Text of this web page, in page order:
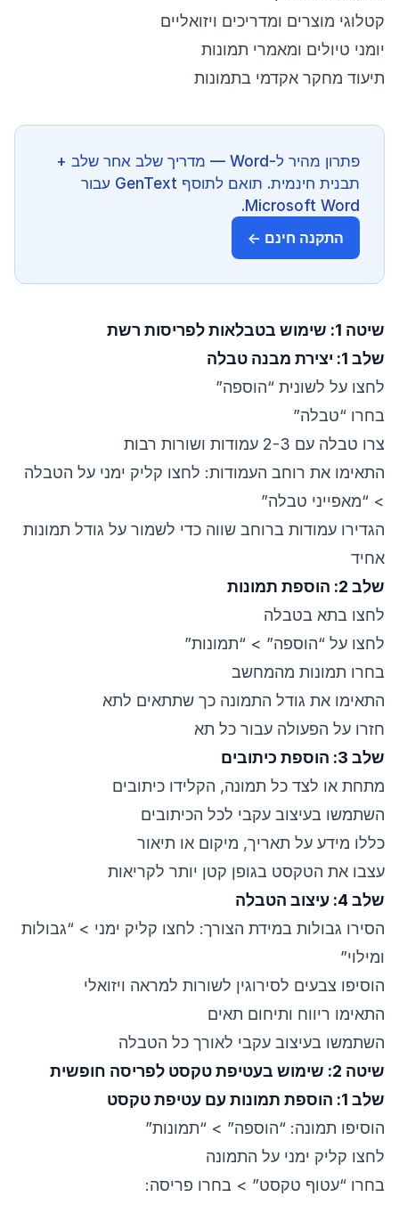
קטלוגי מוצרים ומדריכים ויזואליים
יומני טיולים ומאמרי תמונות
תיעוד מחקר אקדמי בתמונות
פתרון מהיר ל-Word — מדריך שלב אחר שלב +
תבנית חינמית. תואם לתוסף GenText עבור
Microsoft Word.
התקנה חינם ←
שיטה 1: שימוש בטבלאות לפריסות רשת
שלב 1: יצירת מבנה טבלה
לחצו על לשונית “הוספה”
בחרו “טבלה”
צרו טבלה עם 2-3 עמודות ושורות רבות
התאימו את רוחב העמודות: לחצו קליק ימני על הטבלה
> “מאפייני טבלה”
הגדירו עמודות ברוחב שווה כדי לשמור על גודל תמונות
אחיד
שלב 2: הוספת תמונות
לחצו בתא בטבלה
לחצו על “הוספה” > “תמונות”
בחרו תמונות מהמחשב
התאימו את גודל התמונה כך שתתאים לתא
חזרו על הפעולה עבור כל תא
שלב 3: הוספת כיתובים
מתחת או לצד כל תמונה, הקלידו כיתובים
השתמשו בעיצוב עקבי לכל הכיתובים
כללו מידע על תאריך, מיקום או תיאור
עצבו את הטקסט בגופן קטן יותר לקריאות
שלב 4: עיצוב הטבלה
הסירו גבולות במידת הצורך: לחצו קליק ימני > “גבולות
ומילוי”
הוסיפו צבעים לסירוגין לשורות למראה ויזואלי
התאימו ריווח ותיחום תאים
השתמשו בעיצוב עקבי לאורך כל הטבלה
שיטה 2: שימוש בעטיפת טקסט לפריסה חופשית
שלב 1: הוספת תמונות עם עטיפת טקסט
הוסיפו תמונה: “הוספה” > “תמונות”
לחצו קליק ימני על התמונה
בחרו “עטוף טקסט” > בחרו פריסה: